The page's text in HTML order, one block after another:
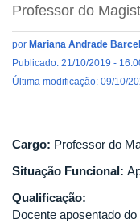
Professor do
por Mariana Andrade
Publicado: 21/10/2019 -
Última modificação: 09/10/
Cargo: Professor do
Situação Funcional:
Qualificação:
Docente aposentado